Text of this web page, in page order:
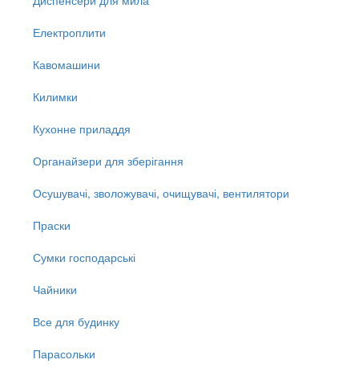
Електроплити
Кавомашини
Килимки
Кухонне приладдя
Органайзери для зберігання
Осушувачі, зволожувачі, очищувачі, вентилятори
Праски
Сумки господарські
Чайники
Все для будинку
Парасольки